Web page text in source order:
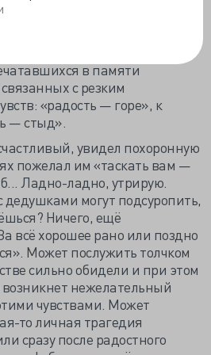
запускает весь процесс. Что
может явиться какое-то
в памяти
с резким
«радость — горе», к
— стыд».
увидел похоронную
пожелал им «таскать вам —
Ладно-ладно, утрирую.
могут подсуропить,
Ничего, ещё
всё хорошее рано или поздно
Может послужить толчком
сильно обидели и при этом
нежелательный
чувствами. Может
то личная трагедия
сразу после радостного